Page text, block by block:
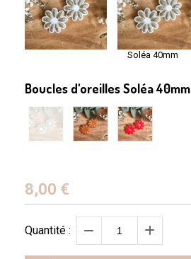
Soléa 40mm
Boucles d'oreilles Soléa
8,00 €
Quantité :